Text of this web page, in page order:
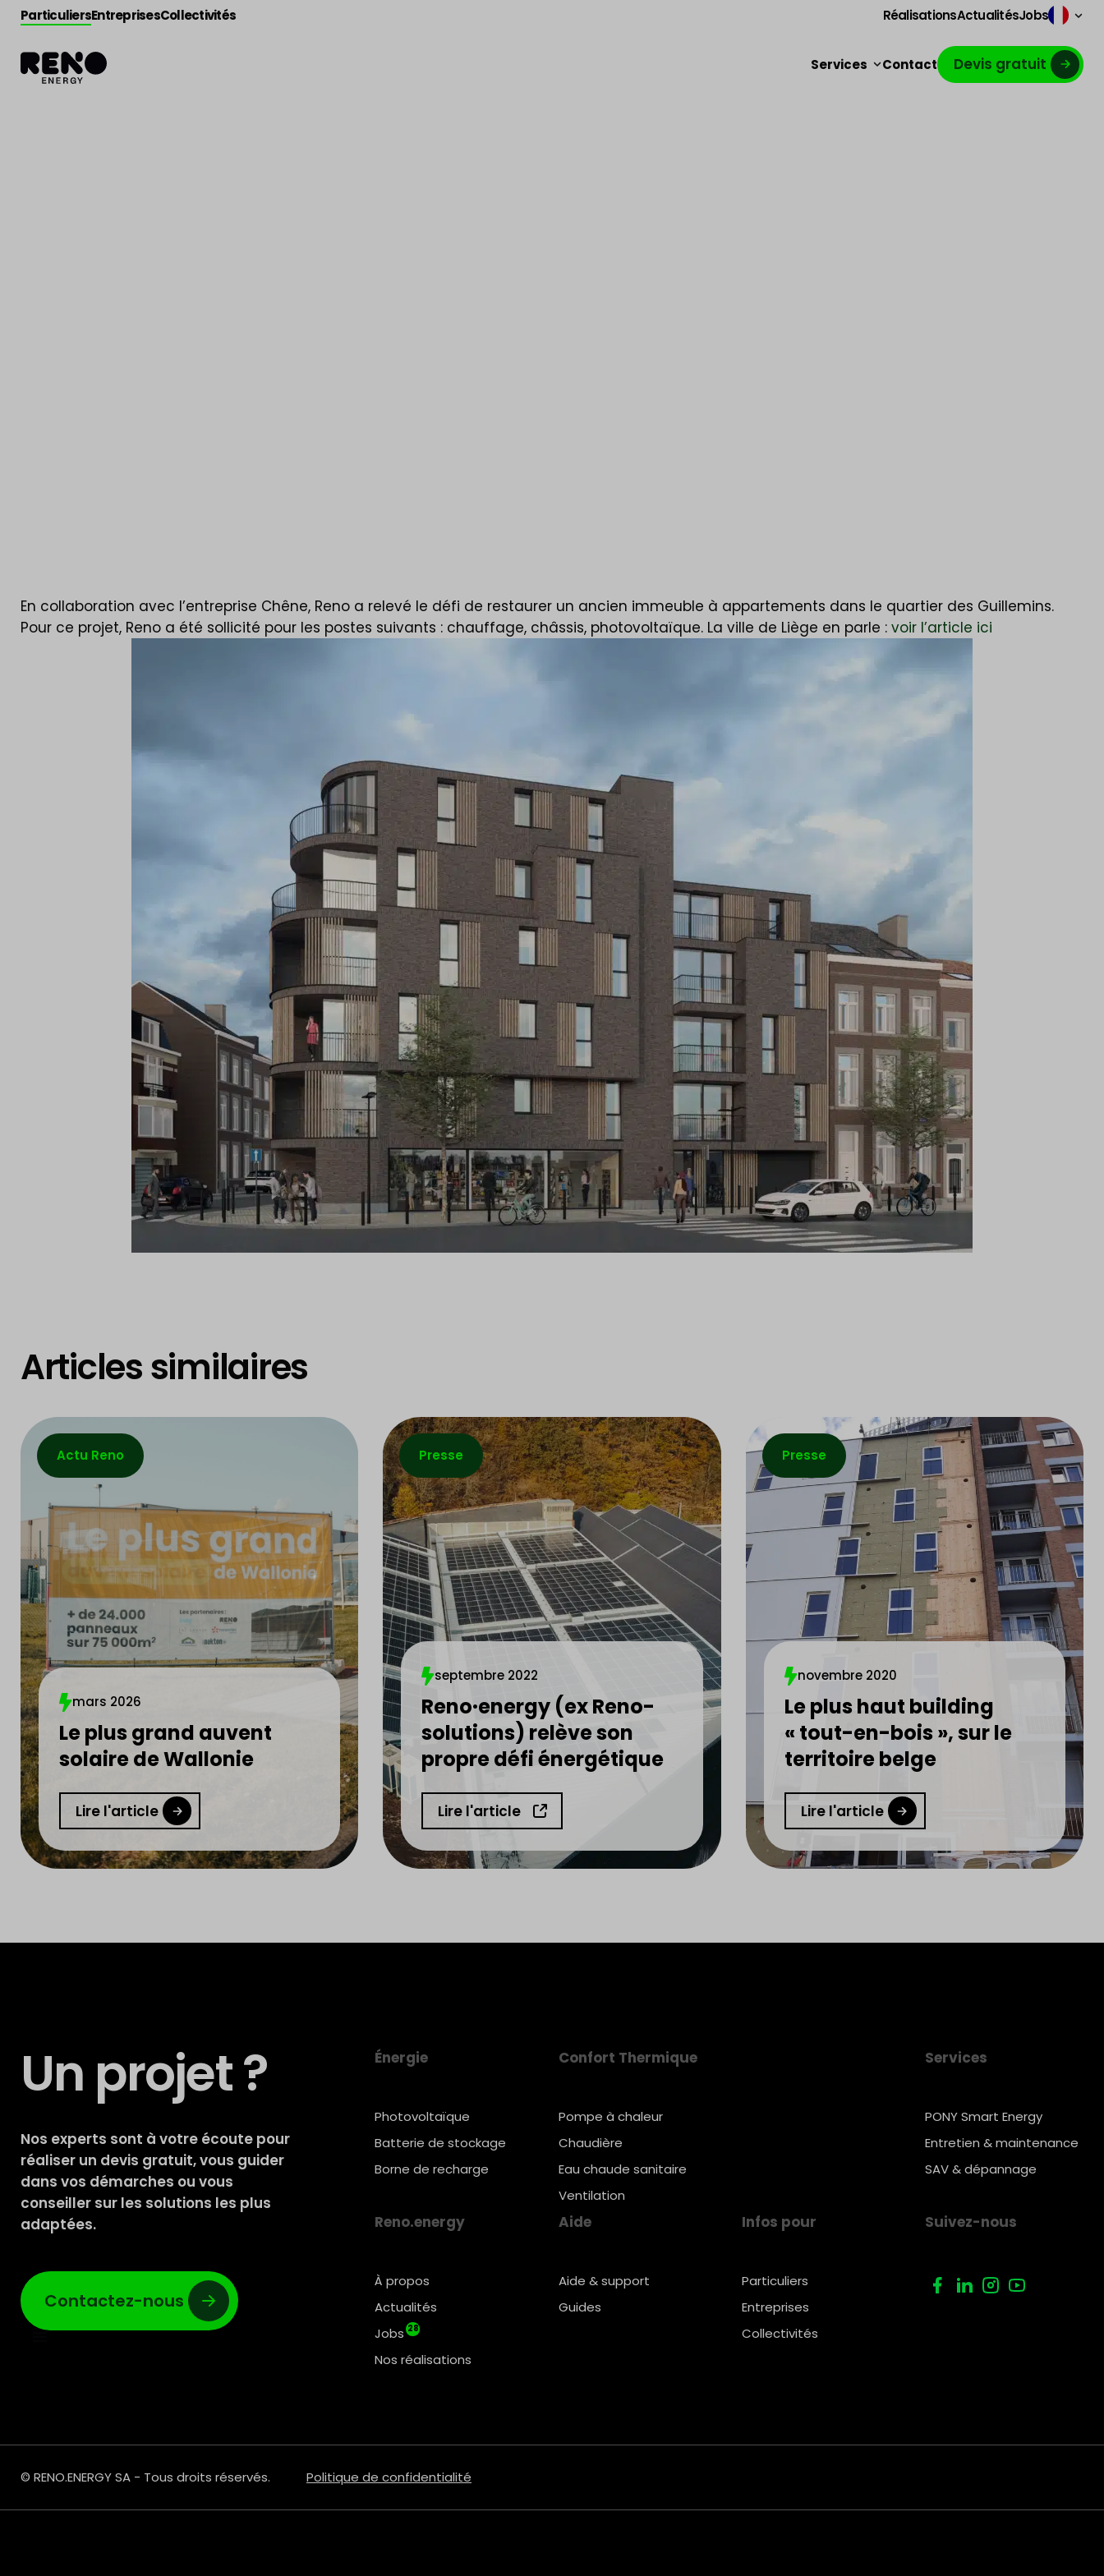
ParticuliersEntreprisesCollectivités RéalisationsActualitésJobs
Services Contact Devis gratuit
En collaboration avec l’entreprise Chêne, Reno a relevé le défi de restaurer un ancien immeuble à appartements dans le quartier des Guillemins.
Pour ce projet, Reno a été sollicité pour les postes suivants : chauffage, châssis, photovoltaïque. La ville de Liège en parle : voir l’article ici
Articles similaires
Actu Reno
mars 2026
Le plus grand auvent
solaire de Wallonie
Lire l'article
Presse
septembre 2022
Reno·energy (ex Reno-
solutions) relève son
propre défi énergétique
Lire l'article
Presse
novembre 2020
Le plus haut building
« tout-en-bois », sur le
territoire belge
Lire l'article
Un projet ?
Nos experts sont à votre écoute pour
réaliser un devis gratuit, vous guider
dans vos démarches ou vous
conseiller sur les solutions les plus
adaptées.
Contactez-nous
Énergie
Photovoltaïque
Batterie de stockage
Borne de recharge
Confort Thermique
Pompe à chaleur
Chaudière
Eau chaude sanitaire
Ventilation
Services
PONY Smart Energy
Entretien & maintenance
SAV & dépannage
Reno.energy
À propos
Actualités
Jobs 28
Nos réalisations
Aide
Aide & support
Guides
Infos pour
Particuliers
Entreprises
Collectivités
Suivez-nous
© RENO.ENERGY SA - Tous droits réservés. Politique de confidentialité